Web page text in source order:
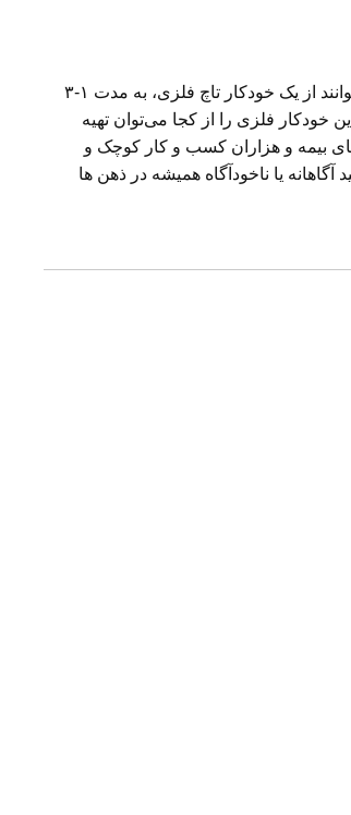
خودکار فلزی و نوشت‌افزارهای سفارشي یکی از پرطرفدارترین و مقرون‌ به‌ صرفه‌ترین هدایای تبلیغاتی است! به طور متوسط از هر ١٠ نفر ٦تا٨ نفر می‌توانند از یک خودکار تاچ فلزی، به مدت ۱-۳
کار، در ازای هزینه‌ای اندک! حالا این خودکار فلزی را از کجا می‌توان تهیه
های بیمه و هزاران کسب و کار کوچک و
یا ناخودآگاه همیشه در ذهن ها